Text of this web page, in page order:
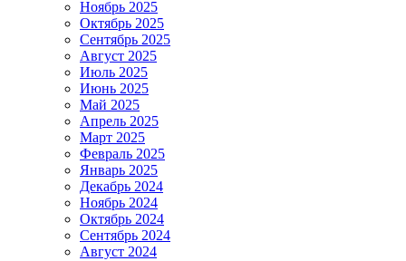
Ноябрь 2025
Октябрь 2025
Сентябрь 2025
Август 2025
Июль 2025
Июнь 2025
Май 2025
Апрель 2025
Март 2025
Февраль 2025
Январь 2025
Декабрь 2024
Ноябрь 2024
Октябрь 2024
Сентябрь 2024
Август 2024